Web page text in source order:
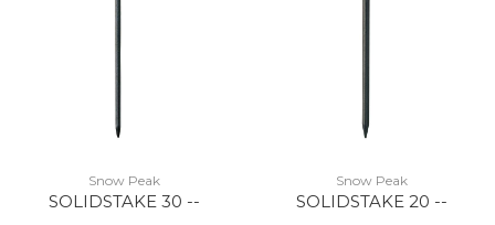
Snow Peak
SOLIDSTAKE 30 --
Snow Peak
SOLIDSTAKE 20 --